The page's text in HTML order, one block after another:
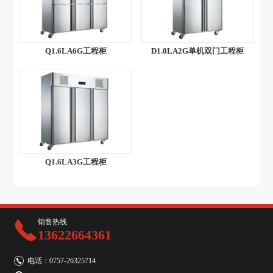
Q1.6LA6G工程柜 D1.0LA2G单机双门工程柜
Q1.6LA3G工程柜
销售热线
13622664361
电话：0757-26325714